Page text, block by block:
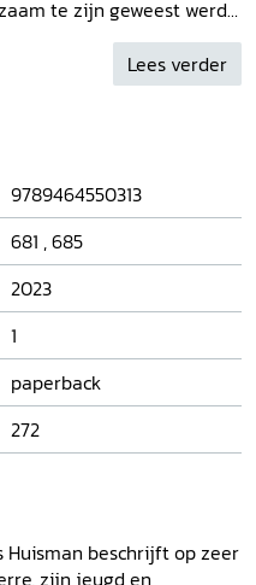
te zijn geweest werd
(vanaf 2004
in Heusden,
2019 is hij met emeritaat
Lees verder
9789464550313
681 ,685
2023
1
paperback
272
Huisman beschrijft op zeer